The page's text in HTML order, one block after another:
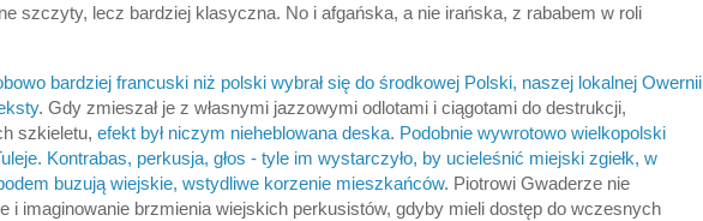
szczyty, lecz bardziej klasyczna. No i afgańska, a nie irańska, z rababem w roli
bardziej francuski niż polski wybrał się do środkowej Polski, naszej lokalnej Owernii
. Gdy zmieszał je z własnymi jazzowymi odlotami i ciągotami do destrukcji,
szkieletu, efekt był niczym nieheblowana deska. Podobnie wywrotowo wielkopolski
Kontrabas, perkusja, głos - tyle im wystarczyło, by ucieleśnić miejski zgiełk, w
buzują wiejskie, wstydliwe korzenie mieszkańców. Piotrowi Gwaderze nie
i imaginowanie brzmienia wiejskich perkusistów, gdyby mieli dostęp do wczesnych